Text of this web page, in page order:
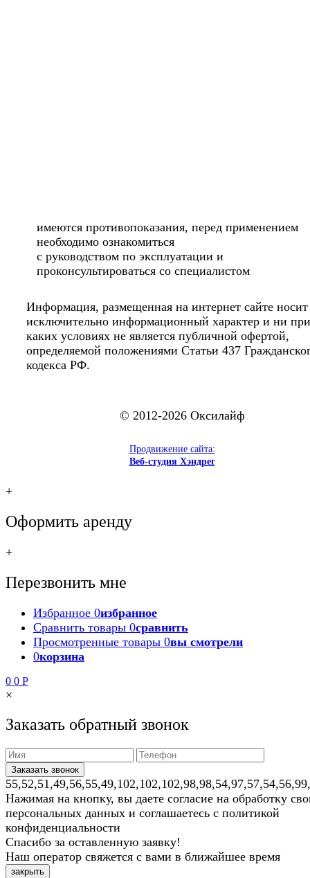
имеются противопоказания, перед применением
необходимо ознакомиться
с руководством по эксплуатации и
проконсультироваться со специалистом
Информация, размещенная на интернет сайте носит
исключительно информационный характер и ни при
каких условиях не является публичной офертой,
определяемой положениями Статьи 437
кодекса РФ.
© 2012-2026 Оксилайф
Продвижение сайта:
Веб-студия Хэндрег
+
Оформить аренду
+
Перезвонить мне
Избранное 0избранное
Сравнить товары 0сравнить
Просмотренные товары 0вы смотрели
0корзина
0 0 Р
×
Заказать обратный звонок
Нажимая на кнопку, вы даете согласие на обработку
персональных данных и соглашаетесь с политикой
конфиденциальности
Спасибо за оставленную заявку!
Наш оператор свяжется с вами в ближайшее время
закрыть